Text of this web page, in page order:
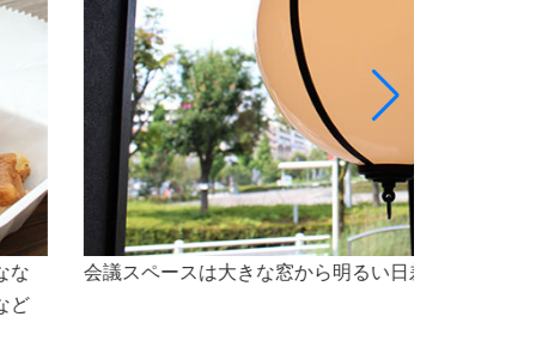
最大5名様程のスペースで、会議をご利用いただけ